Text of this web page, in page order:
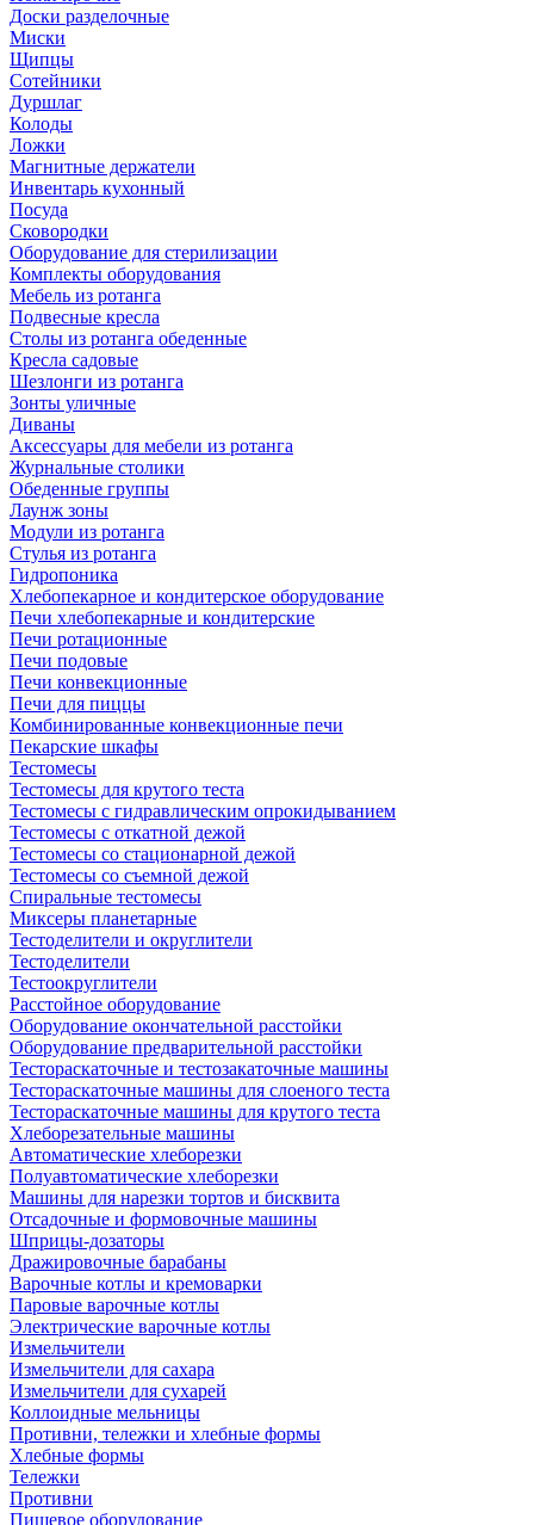
Доски разделочные
Миски
Щипцы
Сотейники
Дуршлаг
Колоды
Ложки
Магнитные держатели
Инвентарь кухонный
Посуда
Сковородки
Оборудование для стерилизации
Комплекты оборудования
Мебель из ротанга
Подвесные кресла
Столы из ротанга обеденные
Кресла садовые
Шезлонги из ротанга
Зонты уличные
Диваны
Аксессуары для мебели из ротанга
Журнальные столики
Обеденные группы
Лаунж зоны
Модули из ротанга
Стулья из ротанга
Гидропоника
Хлебопекарное и кондитерское оборудование
Печи хлебопекарные и кондитерские
Печи ротационные
Печи подовые
Печи конвекционные
Печи для пиццы
Комбинированные конвекционные печи
Пекарские шкафы
Тестомесы
Тестомесы для крутого теста
Тестомесы с гидравлическим опрокидыванием
Тестомесы с откатной дежой
Тестомесы со стационарной дежой
Тестомесы со съемной дежой
Спиральные тестомесы
Миксеры планетарные
Тестоделители и округлители
Тестоделители
Тестоокруглители
Расстойное оборудование
Оборудование окончательной расстойки
Оборудование предварительной расстойки
Тестораскаточные и тестозакаточные машины
Тестораскаточные машины для слоеного теста
Тестораскаточные машины для крутого теста
Хлеборезательные машины
Автоматические хлеборезки
Полуавтоматические хлеборезки
Машины для нарезки тортов и бисквита
Отсадочные и формовочные машины
Шприцы-дозаторы
Дражировочные барабаны
Варочные котлы и кремоварки
Паровые варочные котлы
Электрические варочные котлы
Измельчители
Измельчители для сахара
Измельчители для сухарей
Коллоидные мельницы
Противни, тележки и хлебные формы
Хлебные формы
Тележки
Противни
Пищевое оборудование